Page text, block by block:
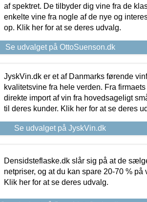
af spektret. De tilbyder dig vine fra de
enkelte vine fra nogle af de nye og
op. Klik her for at se deres udvalg.
Se udvalget på OttoSuenson.dk
JyskVin.dk er et af Danmarks førende
kvalitetsvine fra hele verden. Fra
direkte import af vin fra hovedsageligt
til deres kunder. Klik her for at se deres
Se udvalget på JyskVin.dk
Densidsteflaske.dk slår sig på at de
netpriser, og at du kan spare 20-70 %
Klik her for at se deres udvalg.